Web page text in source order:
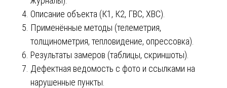
Описание объекта (К1, К2, ГВС, ХВС).
Применённые методы (телеметрия,
толщинометрия, тепловидение, опрессовка).
Результаты замеров (таблицы, скриншоты).
Дефектная ведомость с фото и ссылками на
нарушенные пункты.